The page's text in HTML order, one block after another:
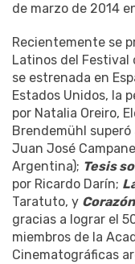
de marzo de 2014
Recientemente se
Latinos del Festival
se estrenada en
Estados Unidos, la
por Natalia Oreiro,
Brendemühl superó
Juan José
Argentina); Tesis
por Ricardo Darín;
Taratuto, y
gracias a lograr el
miembros de la
Cinematográficas